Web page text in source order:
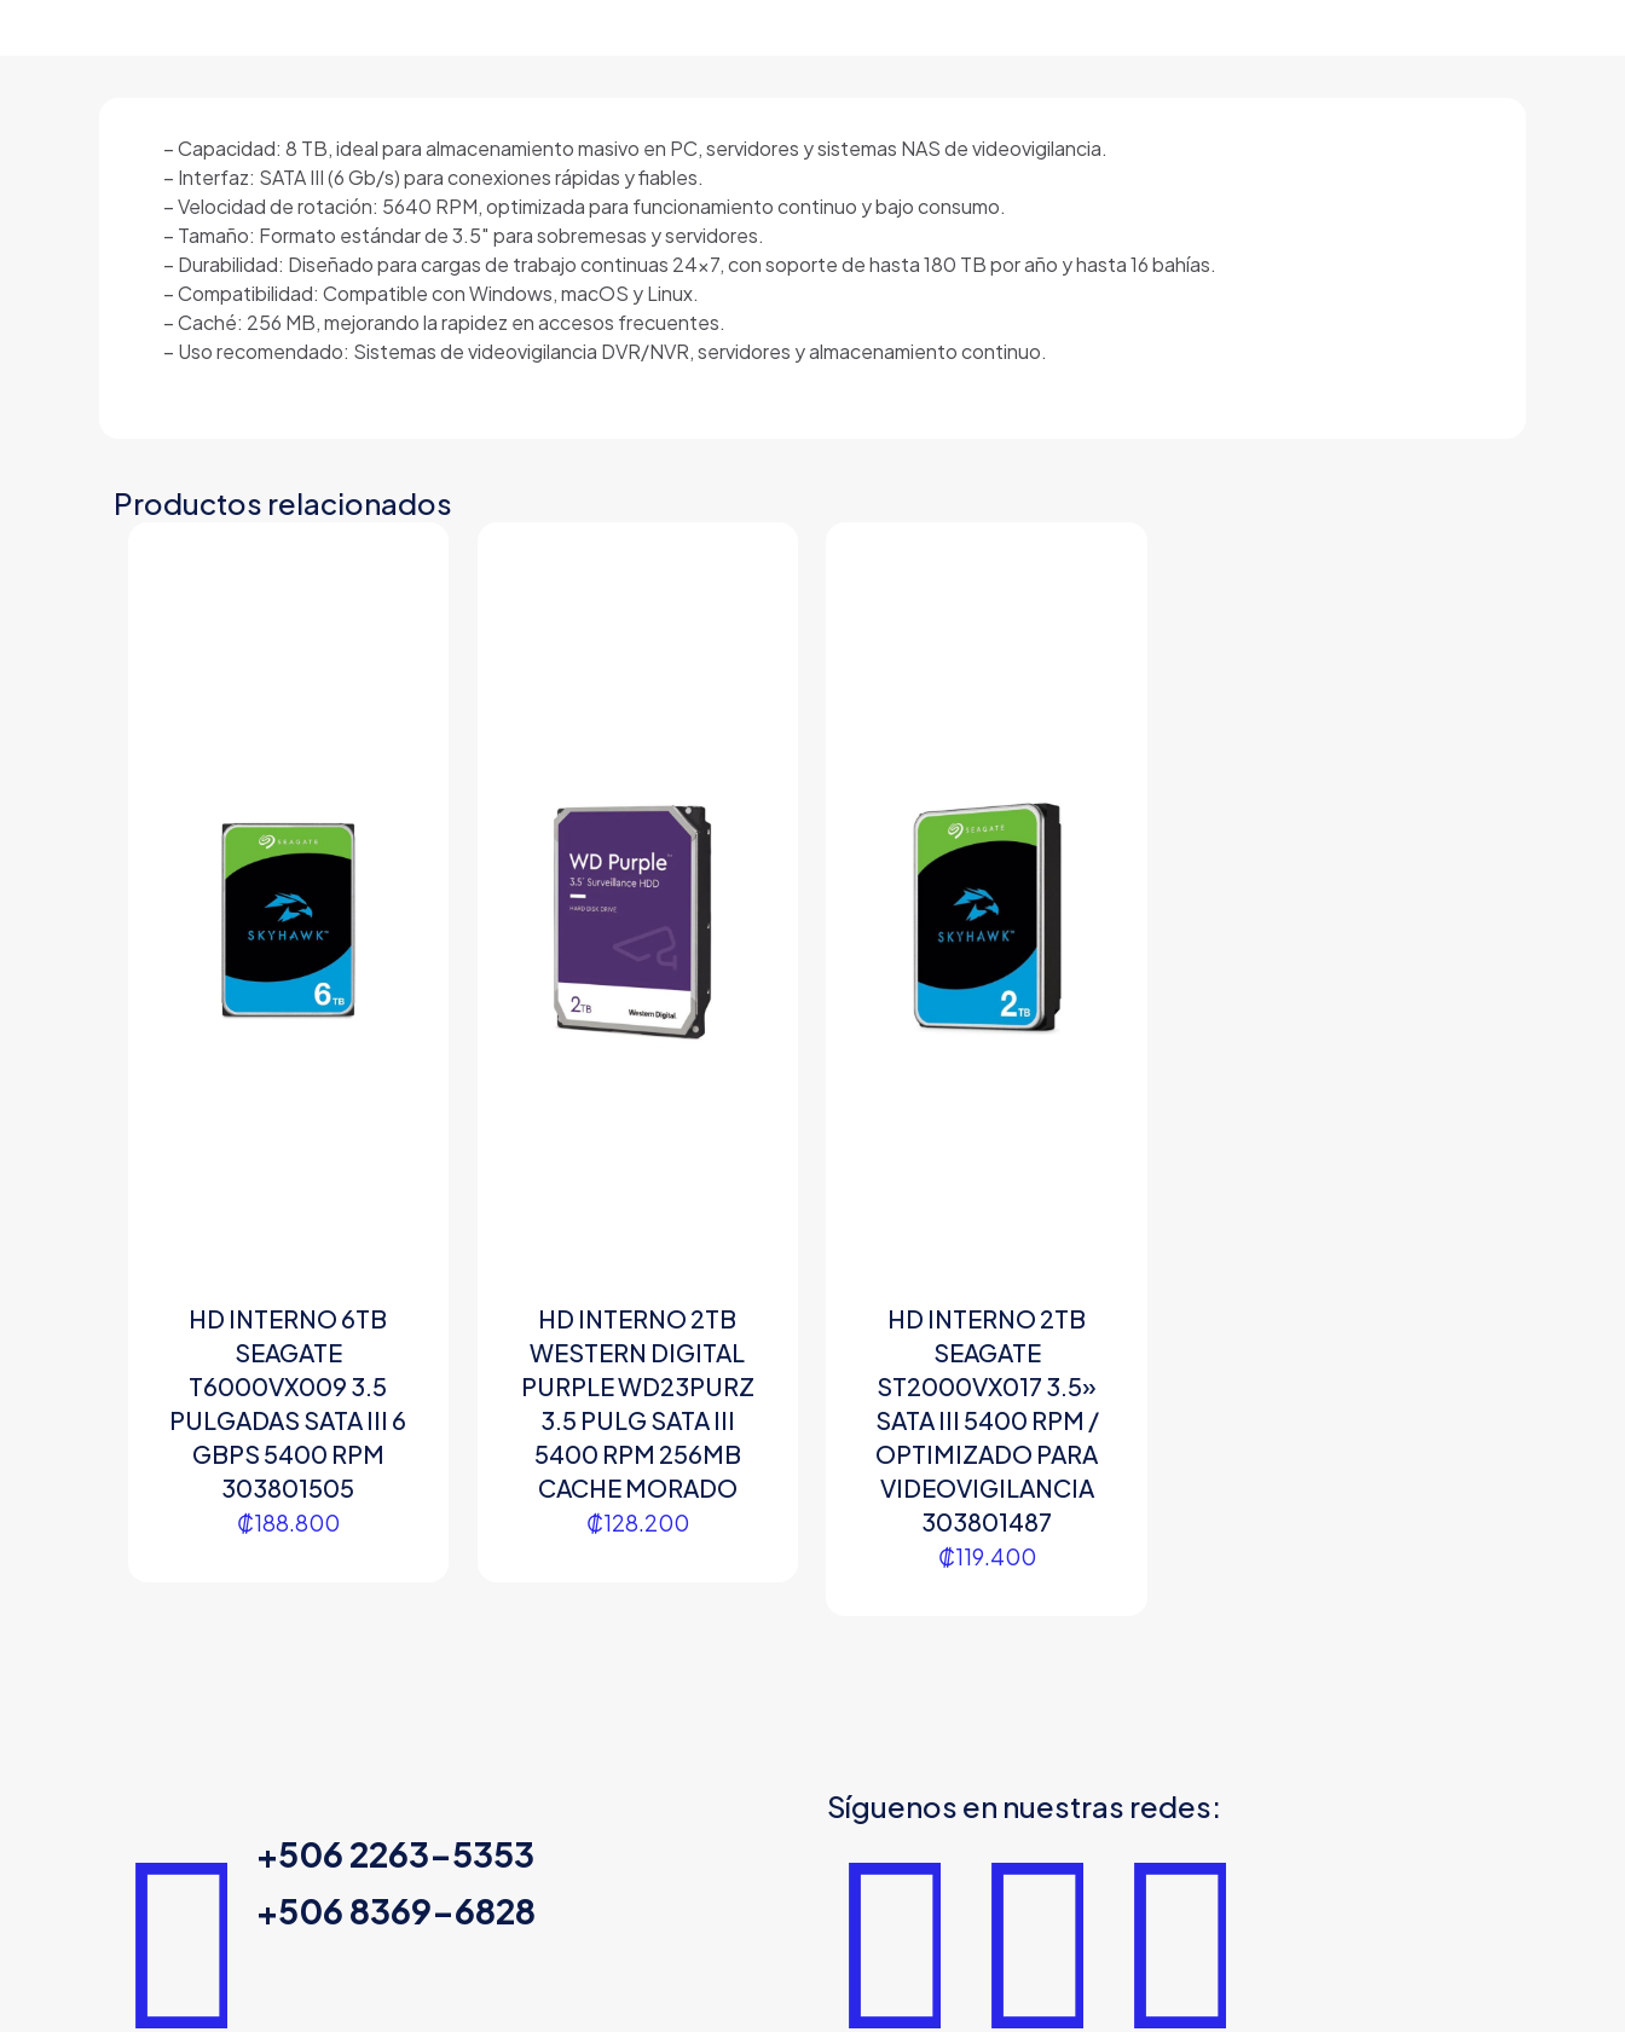
PARA
VIDEOVIGILANCIA
cantidad
– Capacidad: 8 TB, ideal para almacenamiento masivo en PC, servidores y sistemas NAS de videovigilancia.
– Interfaz: SATA III (6 Gb/s) para conexiones rápidas y fiables.
– Velocidad de rotación: 5640 RPM, optimizada para funcionamiento continuo y bajo consumo.
– Tamaño: Formato estándar de 3.5″ para sobremesas y servidores.
– Durabilidad: Diseñado para cargas de trabajo continuas 24×7, con soporte de hasta 180 TB por año y hasta 16 bahías.
– Compatibilidad: Compatible con Windows, macOS y Linux.
– Caché: 256 MB, mejorando la rapidez en accesos frecuentes.
– Uso recomendado: Sistemas de videovigilancia DVR/NVR, servidores y almacenamiento continuo.
Productos relacionados
HD INTERNO 6TB
SEAGATE
T6000VX009 3.5
PULGADAS SATA III 6
GBPS 5400 RPM
303801505
₡188.800
HD INTERNO 2TB
WESTERN DIGITAL
PURPLE WD23PURZ
3.5 PULG SATA III
5400 RPM 256MB
CACHE MORADO
₡128.200
HD INTERNO 2TB
SEAGATE
ST2000VX017 3.5»
SATA III 5400 RPM /
OPTIMIZADO PARA
VIDEOVIGILANCIA
303801487
₡119.400
Síguenos en nuestras redes:
+506 2263-5353
+506 8369-6828